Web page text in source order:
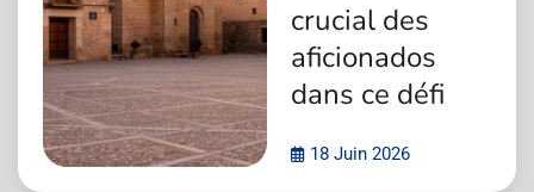
crucial des
aficionados
dans ce défi
18 Juin 2026